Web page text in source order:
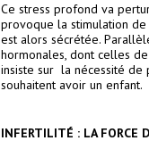
Ce stress profond va
provoque la stimulation de
est alors sécrétée.
hormonales, dont celles
insiste sur la nécessité
souhaitent avoir un enfant.
INFERTILITÉ : LA FORCE